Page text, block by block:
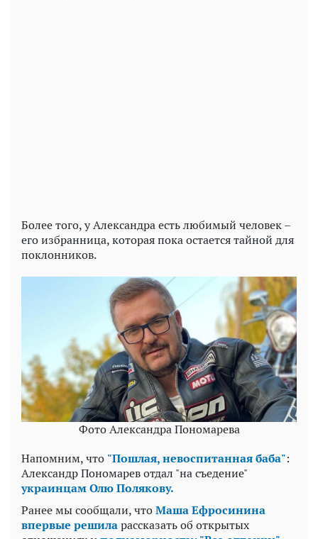
Более того, у Александра есть любимый человек –
его избранница, которая пока остается тайной для
поклонников.
Фото Александра Пономарева
Напомним, что "Пошлая, невоспитанная баба":
Александр Пономарев отдал "на съедение"
украинцам Олю Полякову.
Ранее мы сообщали, чтоМаша Ефросинина
впервые решиларассказать об открытых